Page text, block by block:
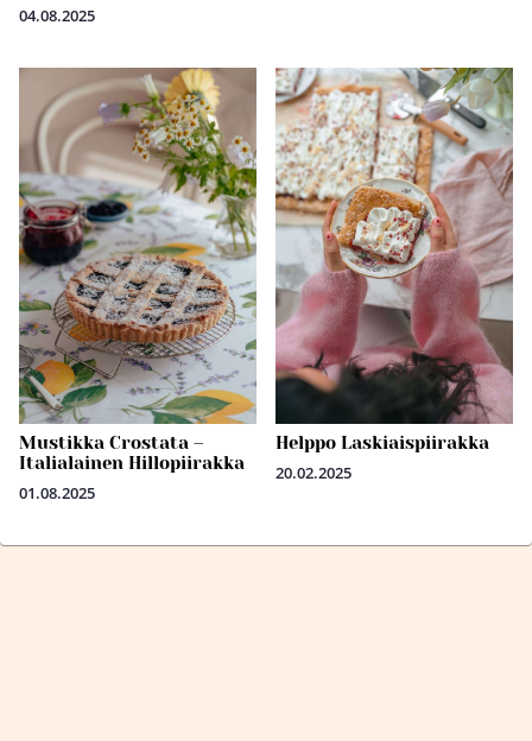
04.08.2025
Mustikka Crostata –
Italialainen Hillopiirakka
01.08.2025
Helppo Laskiaispiirakka
20.02.2025